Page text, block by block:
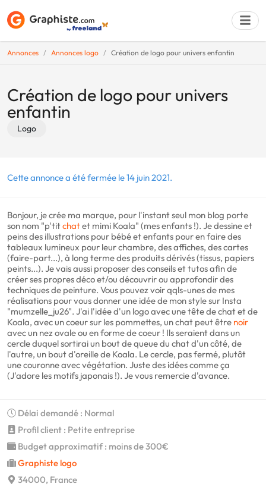
Annonces Annonces logo Création de logo pour univers enfantin
Création de logo pour univers
enfantin
Logo
Cette annonce a été fermée le 14 juin 2021.
Bonjour, je crée ma marque, pour l'instant seul mon blog porte
son nom "p'titchatet mimi Koala" (mes enfants !). Je dessine et
peins des illustrations pour bébé et enfants pour en faire des
tableaux lumineux pour leur chambre, des affiches, des cartes
(faire-part...), à long terme des produits dérivés (tissus, papiers
peints...). Je vais aussi proposer des conseils et tutos afin de
créer ses propres déco et/ou découvrir ou approfondir des
techniques de peinture. Vous pouvez voir qqls-unes de mes
réalisations pour vous donner une idée de mon style sur Insta
"mumzelle_ju26". J'ai l'idée d'un logo avec une tête de chat et de
Koala, avec un coeur sur les pommettes, un chat peut être noir
avec un nez ovale ou en forme de coeur ! Ils seraient dans un
cercle duquel sortirai un bout de queue du chat d'un côté, de
l'autre, un bout d'oreille de Koala. Le cercle, pas fermé, plutôt
une couronne avec végétation. Juste des idées comme ça
(J'adore les motifs japonais !). Je vous remercie d'avance.
Délai demandé : Normal
Profil client : Petite entreprise
Budget approximatif : moins de 300€
Graphiste logo
34000, France